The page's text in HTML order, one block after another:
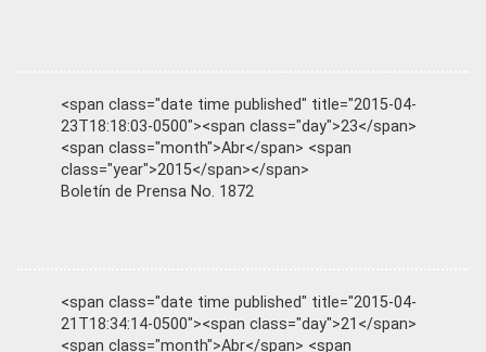
<span class="date time published" title="2015-04-
23T18:18:03-0500"><span class="day">23</span>
<span class="month">Abr</span> <span
class="year">2015</span></span>
Boletín de Prensa No. 1872
<span class="date time published" title="2015-04-
21T18:34:14-0500"><span class="day">21</span>
<span class="month">Abr</span> <span